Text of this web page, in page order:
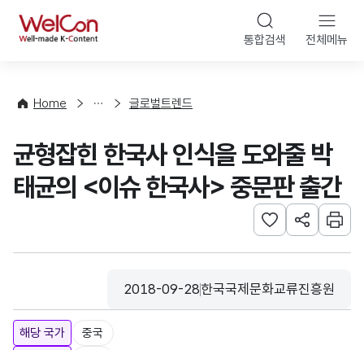
WelCon 통합검색 전체메뉴
Home
향
계
글로벌트렌드
균형잡힌 한국사 인식을 도와줄 박
태균의 <이슈 한국사> 중문판 출간
관심사 등록하기
URL 공유하
인쇄
등록일
2018-09-28
수집기관
한국국제문화교류진흥원
해당 국가
중국